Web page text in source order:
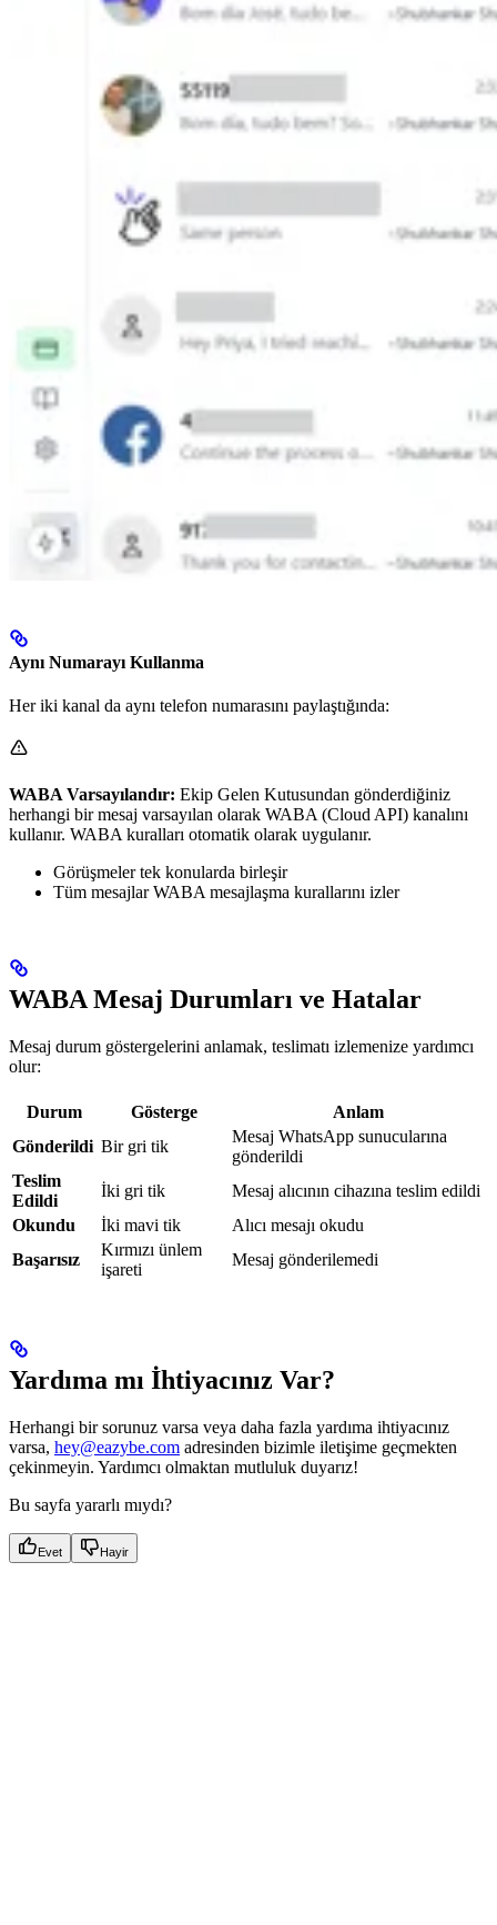
Aynı Numarayı Kullanma
Her iki kanal da aynı telefon numarasını paylaştığında:
WABA Varsayılandır: Ekip Gelen Kutusundan gönderdiğiniz
herhangi bir mesaj varsayılan olarak WABA (Cloud API) kanalını
kullanır. WABA kuralları otomatik olarak uygulanır.
Görüşmeler tek konularda birleşir
Tüm mesajlar WABA mesajlaşma kurallarını izler
WABA Mesaj Durumları ve Hatalar
Mesaj durum göstergelerini anlamak, teslimatı izlemenize yardımcı
olur:
Durum Gösterge
Anlam
Gönderildi Bir gri tik
Mesaj WhatsApp sunucularına
gönderildi
Teslim
Edildi
İki gri tik
Mesaj alıcının cihazına teslim edildi
Okundu
İki mavi tik
Alıcı mesajı okudu
Başarısız
Kırmızı ünlem
işareti
Mesaj gönderilemedi
Yardıma mı İhtiyacınız Var?
Herhangi bir sorunuz varsa veya daha fazla yardıma ihtiyacınız
varsa, hey@eazybe.com adresinden bizimle iletişime geçmekten
çekinmeyin. Yardımcı olmaktan mutluluk duyarız!
Bu sayfa yararlı mıydı?
Evet Hayir